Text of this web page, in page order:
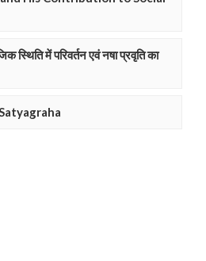
स्थिति में परिवर्तन एवं नषा प्रवृति का